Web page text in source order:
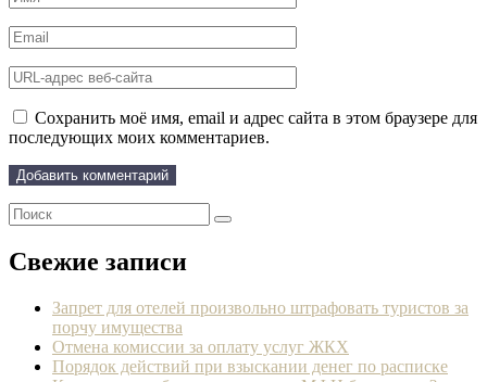
Сохранить моё имя, email и адрес сайта в этом браузере для
последующих моих комментариев.
Свежие записи
Запрет для отелей произвольно штрафовать туристов за
порчу имущества
Отмена комиссии за оплату услуг ЖКХ
Порядок действий при взыскании денег по расписке